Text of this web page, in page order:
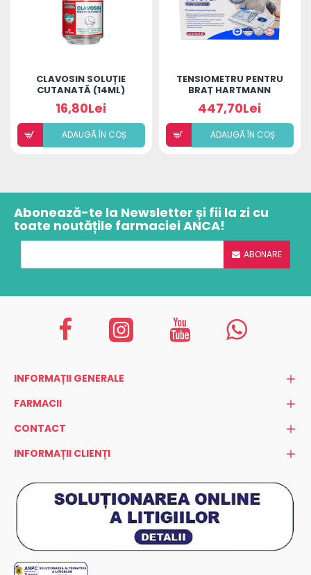
CLAVOSIN SOLUȚIE
CUTANATĂ (14ML)
16,80Lei
ADAUGÃ ÎN COȘ
TENSIOMETRU PENTRU
BRAȚ HARTMANN
VEROVAL DUO
CONTROL
447,70Lei
ADAUGÃ ÎN COȘ
Abonează-te la Newsletter și fii la zi cu
toate noutățile farmaciei ANCA!
ABONARE
INFORMAȚII GENERALE
FARMACII
CONTACT
INFORMAȚII CLIENȚI